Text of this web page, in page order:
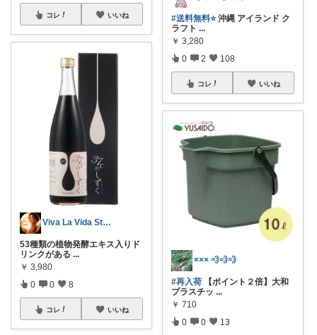
コレ いいね
Viva La Vida Studio
53種類の植物発酵エキス入りド
リンクがある ...
￥ 3,980
0 0 8
コレ いいね
#送料無料⭐️沖縄 アイランド ク
ラフト ...
￥ 3,280
0 2 108
コレ いいね
××× 💨💨💨
#再入荷 【ポイント２倍】大和
プラスチッ ...
￥ 710
0 0 13